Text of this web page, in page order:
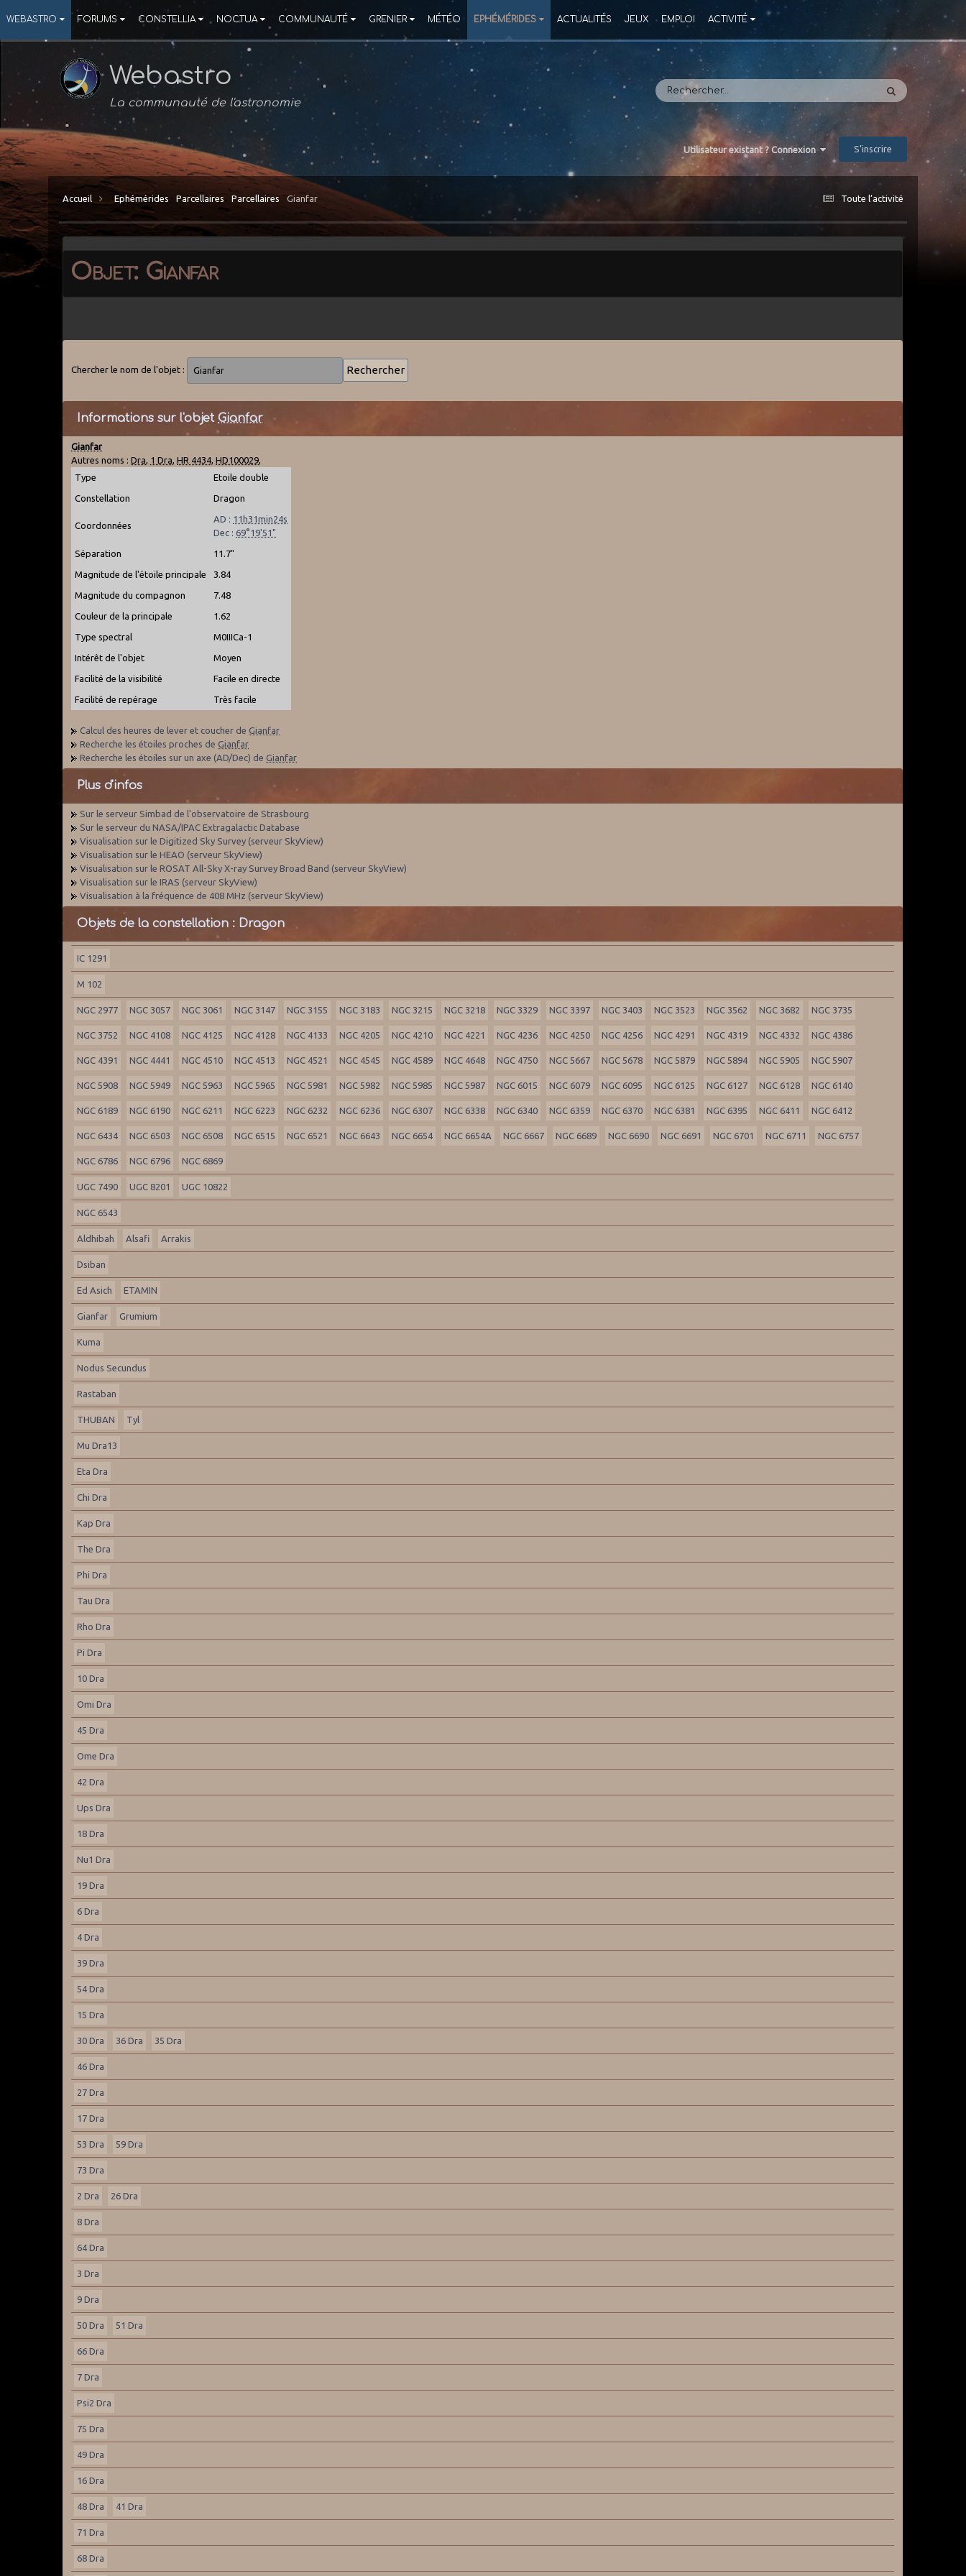
WEBASTRO FORUMS CONSTELLIA NOCTUA COMMUNAUTÉ GRENIER MÉTÉO EPHÉMÉRIDES ACTUALITÉS JEUX EMPLOI ACTIVITÉ
Webastro
La communauté de l'astronomie
Utilisateur existant ? Connexion S’inscrire
Toute l’activité
Accueil Ephémérides Parcellaires Parcellaires Gianfar
Objet: Gianfar
Chercher le nom de l'objet :
Informations sur l'objetGianfar
Gianfar
Autres noms :Dra 1 Dra ,HR 4434 ,HD100029
Type
Etoile double
Constellation Dragon
Coordonnées
AD : 11h31min24s
Dec :69°19'51"
Séparation 11.7"
Magnitude de l'étoile principale 3.84
Magnitude du compagnon 7.48
Couleur de la principale 1.62
Type spectral M0IIICa-1
Intérêt de l'objet Moyen
Facilité de la visibilité Facile en directe
Facilité de repérage Très facile
Calcul des heures de lever et coucher deGianfar
Recherche les étoiles proches deGianfar
Recherche les étoiles sur un axe (AD/Dec) deGianfar
Plus d'infos
Sur le serveur Simbad de l'observatoire de Strasbourg
Sur le serveur du NASA/IPAC Extragalactic Database
Visualisation sur le Digitized Sky Survey (serveur SkyView)
Visualisation sur le HEAO (serveur SkyView)
Visualisation sur le ROSAT All-Sky X-ray Survey Broad Band (serveur SkyView)
Visualisation sur le IRAS (serveur SkyView)
Visualisation à la fréquence de 408 MHz (serveur SkyView)
Objets de la constellation : Dragon
IC 1291
M 102
NGC 2977 NGC 3057 NGC 3061 NGC 3147 NGC 3155 NGC 3183 NGC 3215 NGC 3218 NGC 3329 NGC 3397 NGC 3403 NGC 3523 NGC 3562 NGC 3682 NGC 3735
NGC 3752 NGC 4108 NGC 4125 NGC 4128 NGC 4133 NGC 4205 NGC 4210 NGC 4221 NGC 4236 NGC 4250 NGC 4256 NGC 4291 NGC 4319 NGC 4332 NGC 4386
NGC 4391 NGC 4441 NGC 4510 NGC 4513 NGC 4521 NGC 4545 NGC 4589 NGC 4648 NGC 4750 NGC 5667 NGC 5678 NGC 5879 NGC 5894 NGC 5905 NGC 5907
NGC 5908 NGC 5949 NGC 5963 NGC 5965 NGC 5981 NGC 5982 NGC 5985 NGC 5987 NGC 6015 NGC 6079 NGC 6095 NGC 6125 NGC 6127 NGC 6128 NGC 6140
NGC 6189 NGC 6190 NGC 6211 NGC 6223 NGC 6232 NGC 6236 NGC 6307 NGC 6338 NGC 6340 NGC 6359 NGC 6370 NGC 6381 NGC 6395 NGC 6411 NGC 6412
NGC 6434 NGC 6503 NGC 6508 NGC 6515 NGC 6521 NGC 6643 NGC 6654 NGC 6654A NGC 6667 NGC 6689 NGC 6690 NGC 6691 NGC 6701 NGC 6711 NGC 6757
NGC 6786 NGC 6796 NGC 6869
UGC 7490 UGC 8201 UGC 10822
NGC 6543
Aldhibah Alsafi Arrakis
Dsiban
Ed Asich ETAMIN
Gianfar Grumium
Kuma
Nodus Secundus
Rastaban
THUBAN Tyl
Mu Dra13
Eta Dra
Chi Dra
Kap Dra
The Dra
Phi Dra
Tau Dra
Rho Dra
Pi Dra
10 Dra
Omi Dra
45 Dra
Ome Dra
42 Dra
Ups Dra
18 Dra
Nu1 Dra
19 Dra
6 Dra
4 Dra
39 Dra
54 Dra
15 Dra
30 Dra 36 Dra 35 Dra
46 Dra
27 Dra
17 Dra
53 Dra 59 Dra
73 Dra
2 Dra 26 Dra
8 Dra
64 Dra
3 Dra
9 Dra
50 Dra 51 Dra
66 Dra
7 Dra
Psi2 Dra
75 Dra
49 Dra
16 Dra
48 Dra 41 Dra
71 Dra
68 Dra